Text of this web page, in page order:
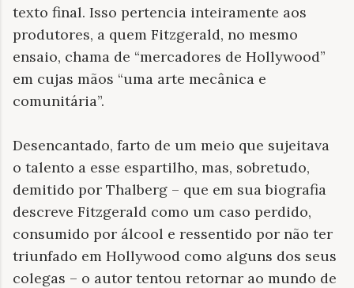
texto final. Isso pertencia inteiramente aos
produtores, a quem Fitzgerald, no mesmo
ensaio, chama de “mercadores de Hollywood”
em cujas mãos “uma arte mecânica e
comunitária”.
Desencantado, farto de um meio que sujeitava
o talento a esse espartilho, mas, sobretudo,
demitido por Thalberg – que em sua biografia
descreve Fitzgerald como um caso perdido,
consumido por álcool e ressentido por não ter
triunfado em Hollywood como alguns dos seus
colegas – o autor tentou retornar ao mundo de